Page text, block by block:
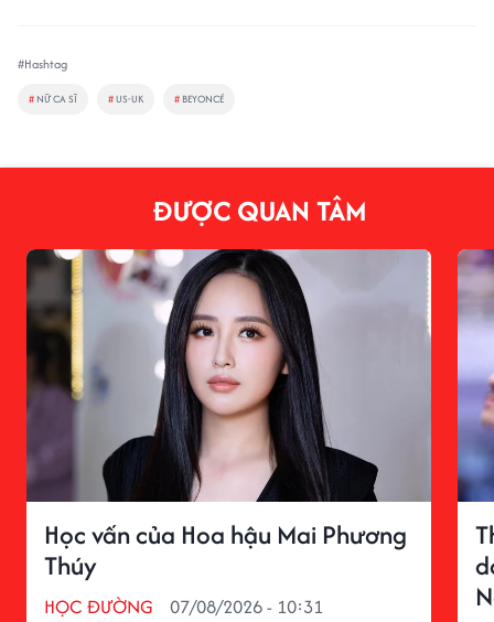
#Hashtag
# NỮ CA SĨ #US-UK # BEYONCÉ
ĐƯỢC QUAN TÂM
Học vấn của Hoa hậu Mai Phương
Thúy
HỌC ĐƯỜNG 07/08/2026 - 10:31